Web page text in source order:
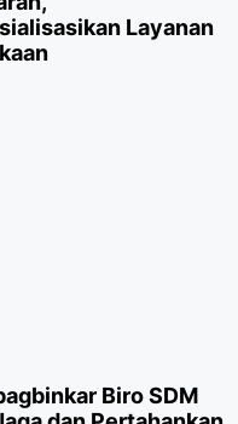
Layanan
Biro SDM